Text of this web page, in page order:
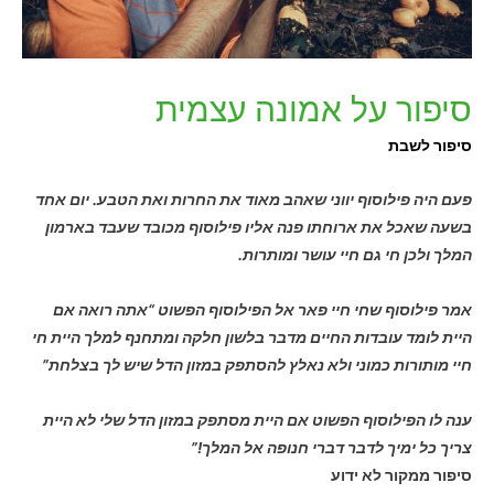
סיפור על אמונה עצמית
סיפור לשבת
פעם היה פילוסוף יווני שאהב מאוד את החרות ואת הטבע. יום אחד
בשעה שאכל את ארוחתו פנה אליו פילוסוף מכובד שעבד בארמון
המלך ולכן חי גם חיי עושר ומותרות.
אמר פילוסוף שחי חיי פאר אל הפילוסוף הפשוט “אתה רואה אם
היית לומד עובדות החיים מדבר בלשון חלקה ומתחנף למלך היית חי
חיי מותורות כמוני ולא נאלץ להסתפק במזון הדל שיש לך בצלחת”
ענה לו הפילוסוף הפשוט אם היית מסתפק במזון הדל שלי לא היית
צריך כל ימיך לדבר דברי חנופה אל המלך!”
סיפור ממקור לא ידוע